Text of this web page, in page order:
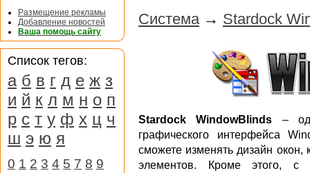
Система → Stardock
Stardock WindowBlinds –
графического интерфейса
сможете изменять дизайн окон,
элементов. Кроме этого, с
Размещение рекламы
Добавление новостей
Ваша помощь сайту
Список тегов:
а б в г д е ж з
и й к л м н о п
р с т у ф х ц ч
ш э ю я
0 1 2 3 4 5 7 8 9